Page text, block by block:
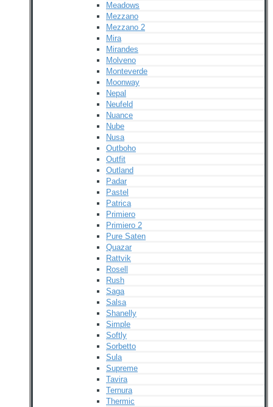
Meadows
Mezzano
Mezzano 2
Mira
Mirandes
Molveno
Monteverde
Moonway
Nepal
Neufeld
Nuance
Nube
Nusa
Outboho
Outfit
Outland
Padar
Pastel
Patrica
Primiero
Primiero 2
Pure Saten
Quazar
Rattvik
Rosell
Rush
Saga
Salsa
Shanelly
Simple
Softly
Sorbetto
Sula
Supreme
Tavira
Ternura
Thermic